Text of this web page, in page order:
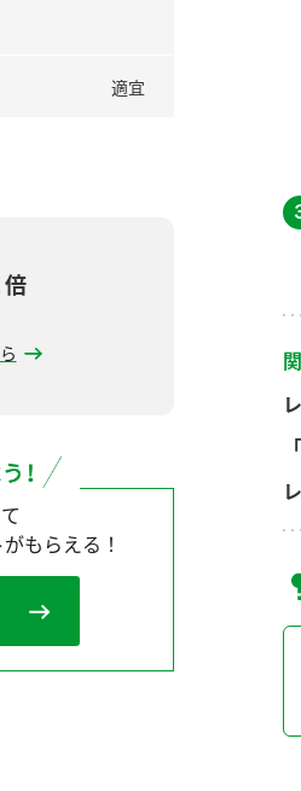
適宜
もらえる！